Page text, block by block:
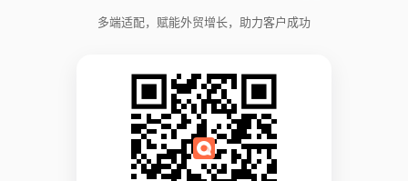
多端适配，赋能外贸增长，助力客户成功